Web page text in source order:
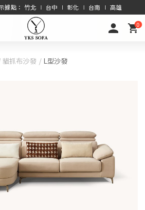
據點： 竹北 ∣ 台中 ∣ 彰化 ∣ 台南 ∣ 高雄
0
貓抓布沙發 L型沙發